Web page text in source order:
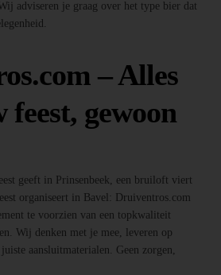
adviseren je graag over het type bier dat
– Alles
gewoon
geeft in Prinsenbeek, een bruiloft viert
organiseert in Bavel: Druiventros.com
te voorzien van een topkwaliteit
Wij denken met je mee, leveren op
aansluitmaterialen. Geen zorgen,